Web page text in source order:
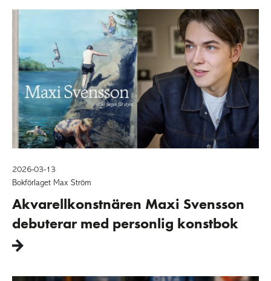
2026-03-13
Bokförlaget Max Ström
Akvarellkonstnären Maxi Svensson
debuterar med personlig konstbok